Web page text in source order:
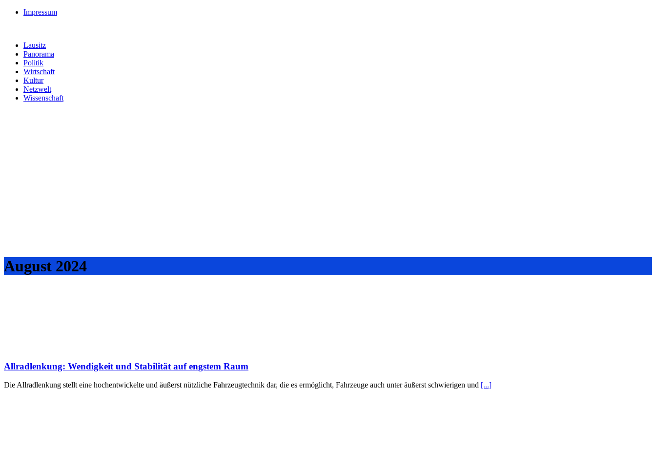
Impressum
Lausitz
Panorama
Politik
Wirtschaft
Kultur
Netzwelt
Wissenschaft
August 2024
Allradlenkung: Wendigkeit und Stabilität auf engstem Raum
Die Allradlenkung stellt eine hochentwickelte und äußerst nützliche Fahrzeugtechnik dar, die es ermöglicht, Fahrzeuge auch unter äußerst schwierigen und [...]